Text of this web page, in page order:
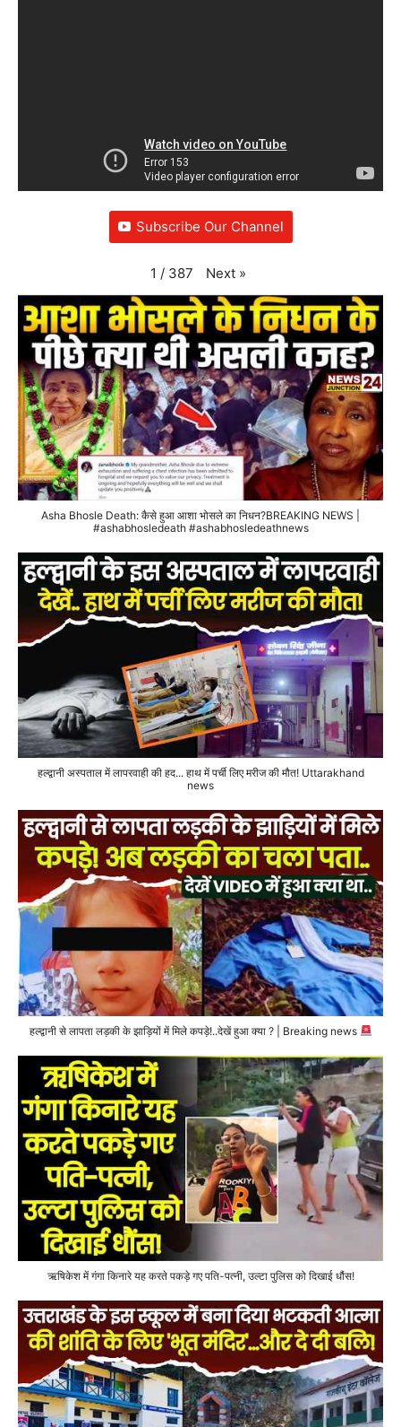
Subscribe Our Channel
1 / 387 Next »
Asha Bhosle Death: कैसे हुआ आशा भोसले का निधन?BREAKING NEWS |
#ashabhosledeath #ashabhosledeathnews
हल्द्वानी अस्पताल में लापरवाही की हद... हाथ में पर्ची लिए मरीज की मौत! Uttarakhand
news
हल्द्वानी से लापता लड़की के झाड़ियों में मिले कपड़े!..देखें हुआ क्या ? | Breaking news
ऋषिकेश में गंगा किनारे यह करते पकड़े गए पति-पत्नी, उल्टा पुलिस को दिखाई धौंस!